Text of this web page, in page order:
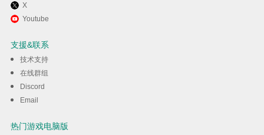
X
Youtube
支援&联系
技术支持
在线群组
Discord
Email
热门游戏电脑版